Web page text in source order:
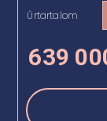
Űrtartalom
639